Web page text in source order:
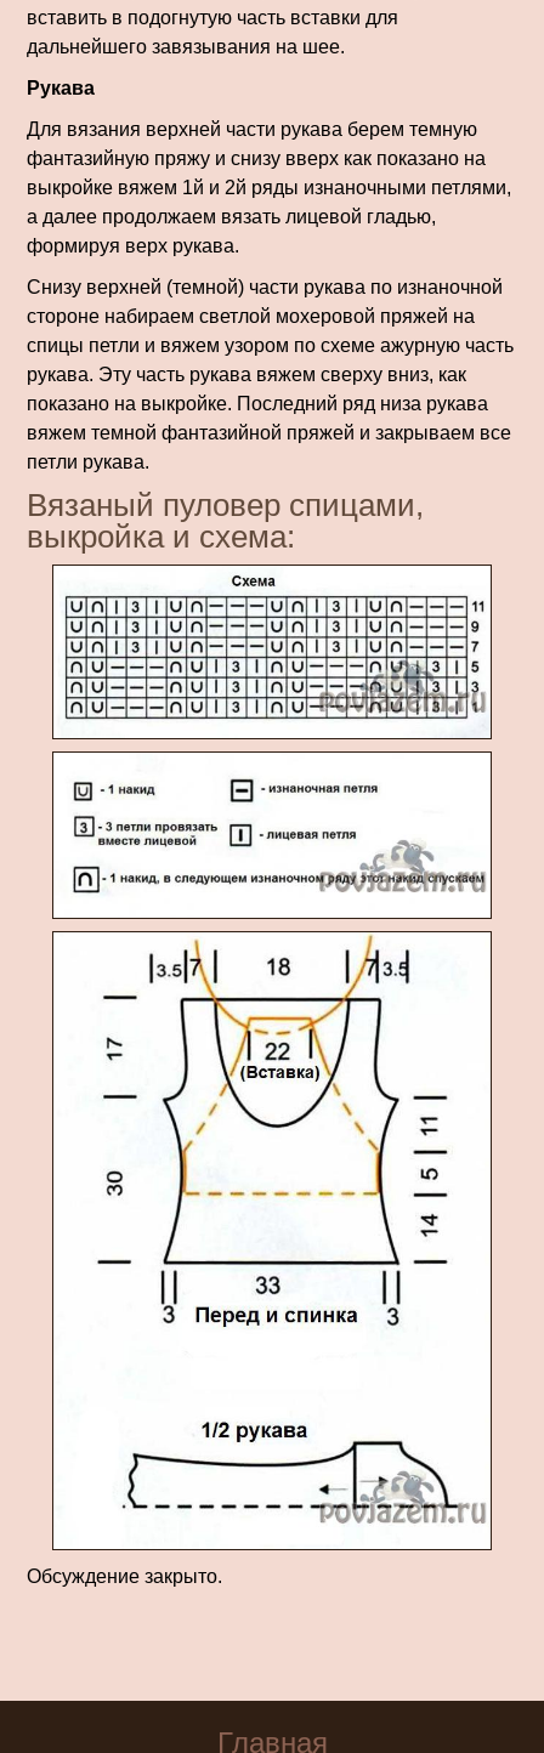
вставить в подогнутую часть вставки для
дальнейшего завязывания на шее.
Рукава
Для вязания верхней части рукава берем темную
фантазийную пряжу и снизу вверх как показано на
выкройке вяжем 1й и 2й ряды изнаночными петлями,
а далее продолжаем вязать лицевой гладью,
формируя верх рукава.
Снизу верхней (темной) части рукава по изнаночной
стороне набираем светлой мохеровой пряжей на
спицы петли и вяжем узором по схеме ажурную часть
рукава. Эту часть рукава вяжем сверху вниз, как
показано на выкройке. Последний ряд низа рукава
вяжем темной фантазийной пряжей и закрываем все
петли рукава.
Вязаный пуловер спицами,
выкройка и схема:
Обсуждение закрыто.
Главная